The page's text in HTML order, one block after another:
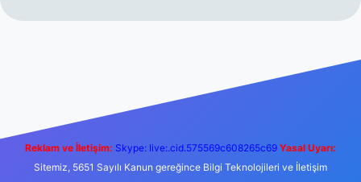
m elexbet
Reklam ve İletişim: Skype: live:.cid.575569c608265c69 Yasal Uyarı:
Sitemiz, 5651 Sayılı Kanun gereğince Bilgi Teknolojileri ve İletişim